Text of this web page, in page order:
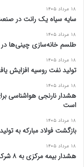
۱۸ مرداد ۱۴۰۵
سایه سیاه یک رانت در
۱۸ مرداد ۱۴۰۵
طلسم خانه‌سازی چینی‌ها
۱۸ مرداد ۱۴۰۵
تولید نفت روسیه افزایش
۱۸ مرداد ۱۴۰۵
است
۱۸ مرداد ۱۴۰۵
بازگشت فولاد مبارکه به
۱۸ مرداد ۱۴۰۵
هشدار بیمه مرکزی به ۸ شرکت بیمه‌ای؛ اصلاح نکنید، تعلیق می‌شوید